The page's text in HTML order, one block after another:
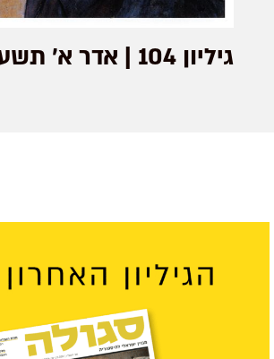
גיליון 104 | אדר א׳ תשע"ט